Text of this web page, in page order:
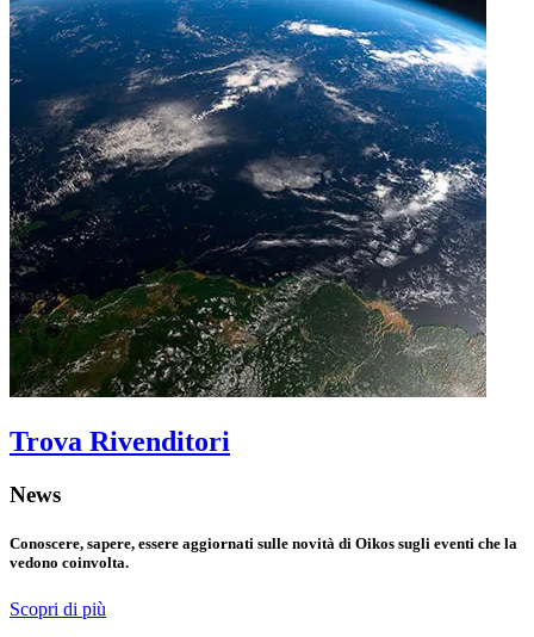
Trova Rivenditori
News
Conoscere, sapere, essere aggiornati sulle novità di Oikos sugli eventi che la
vedono coinvolta.
Scopri di più